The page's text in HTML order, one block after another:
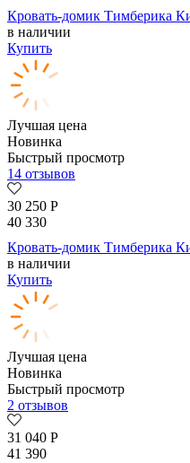
Кровать-домик Тимберика
в наличии
Купить
Лучшая цена
Новинка
Быстрый просмотр
14 отзывов
30 250 Р
40 330
Кровать-домик Тимберика
в наличии
Купить
Лучшая цена
Новинка
Быстрый просмотр
2 отзывов
31 040 Р
41 390